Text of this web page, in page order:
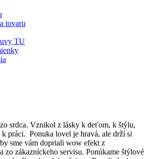
tovaru
TU
srdca. Vznikol z lásky k deťom, k štýlu,
práci. Ponuka lovel je hravá, ale drží si
sme vám dopriali wow efekt z
zo zákazníckeho servisu. Ponúkame štýlové